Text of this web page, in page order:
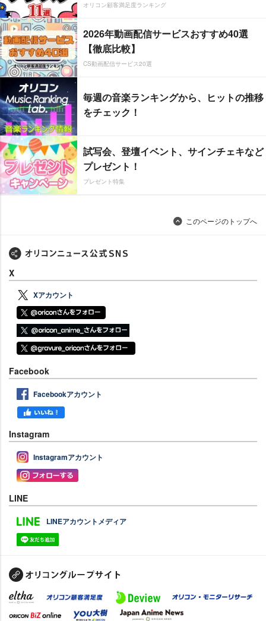
オリコン顧客満足度ランキング
2026年動画配信サービスおすすめ40選
【徹底比較】
CS動画配信サービス20選
毎週の音楽ランキングから、ヒットの推移
をチェック！
試写会、登壇イベント、サインチェキなど
プレゼント！
プレゼント特集
このページのトップへ
X
Xアカウント
Facebook
Facebookアカウント
Instagram
Instagramアカウント
LINE
LINEアカウントメディア